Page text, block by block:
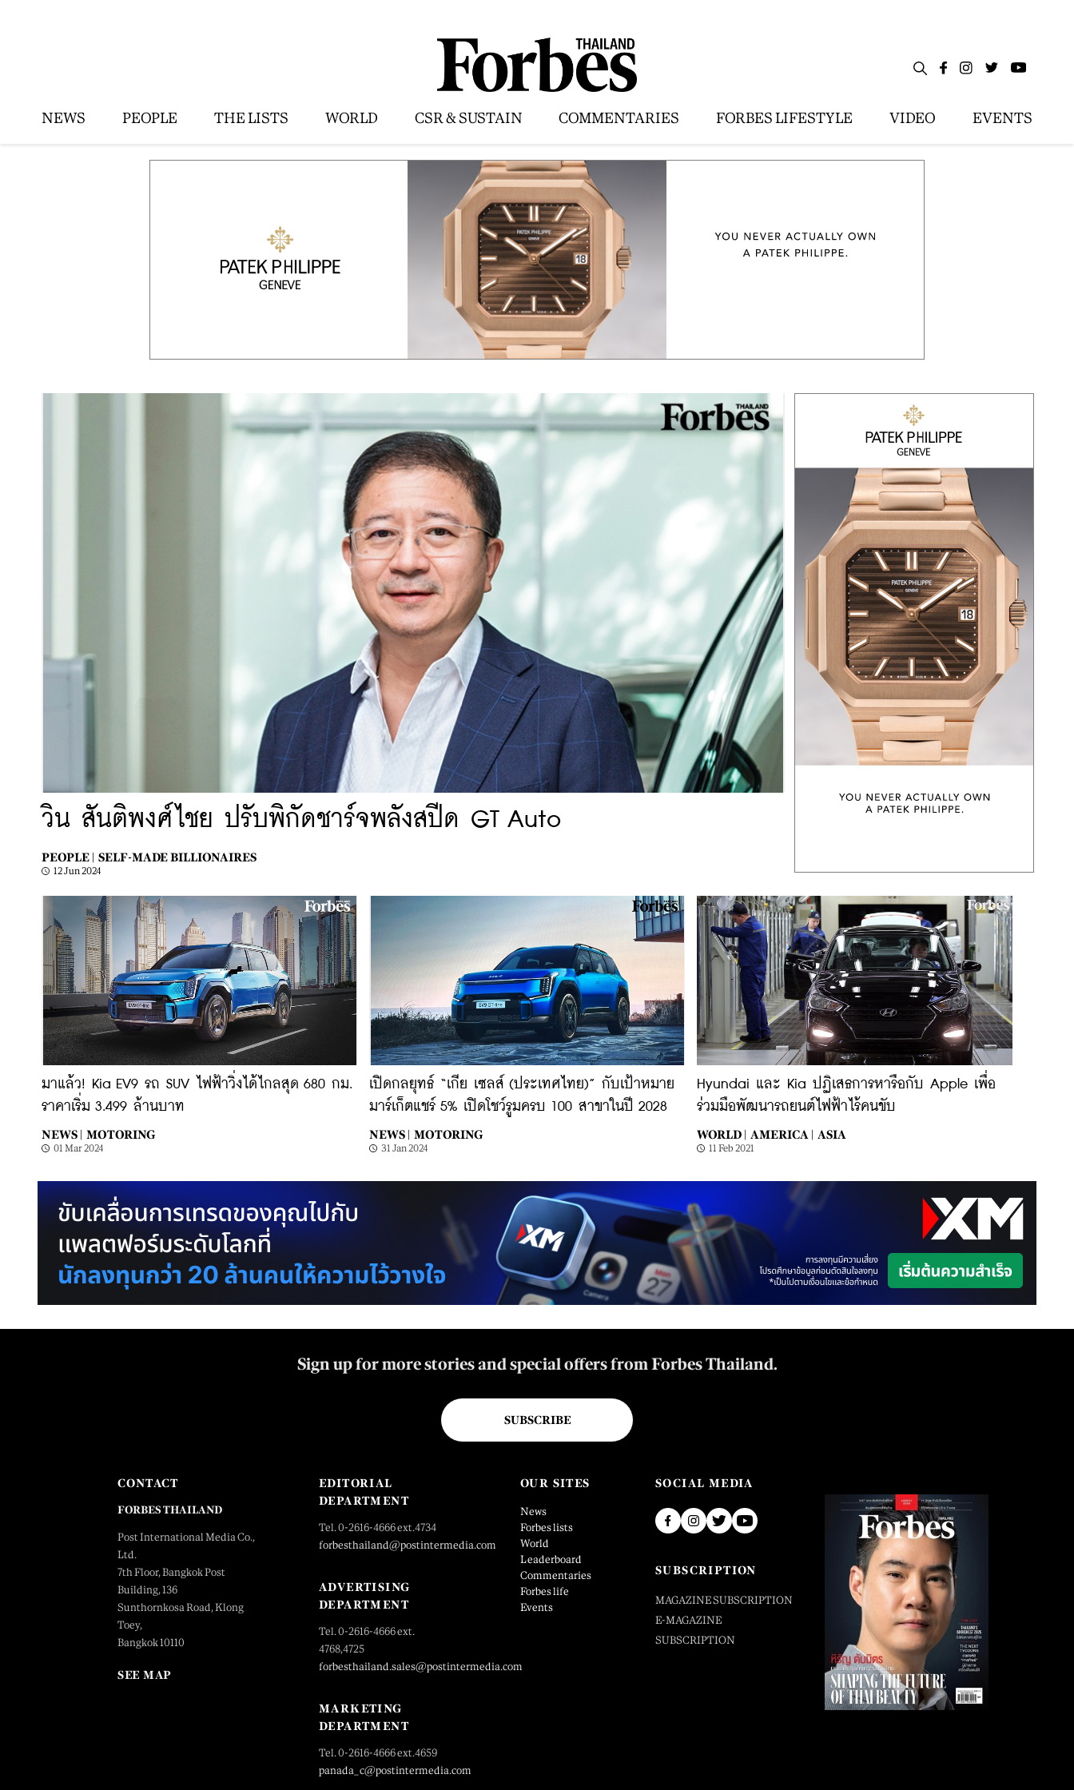
NEWS PEOPLE THE LISTS WORLD CSR & SUSTAIN COMMENTARIES FORBES LIFESTYLE VIDEO EVENTS
วิน สันติพงศ์ไชย ปรับพิกัดชาร์จพลังสปีด GT Auto
PEOPLE | SELF-MADE BILLIONAIRES
12 Jun 2024
มาแล้ว! Kia EV9 รถ SUV ไฟฟ้าวิ่งได้ไกลสุด 680 กม.
ราคาเริ่ม 3.499 ล้านบาท
NEWS | MOTORING
01 Mar 2024
เปิดกลยุทธ์ “เกีย เซลส์ (ประเทศไทย)” กับเป้าหมาย
มาร์เก็ตแชร์ 5% เปิดโชว์รูมครบ 100 สาขาในปี 2028
NEWS | MOTORING
31 Jan 2024
Hyundai และ Kia ปฏิเสธการหารือกับ Apple เพื่อ
ร่วมมือพัฒนารถยนต์ไฟฟ้าไร้คนขับ
WORLD | AMERICA | ASIA
11 Feb 2021
Sign up for more stories and special offers from Forbes Thailand.
SUBSCRIBE
CONTACT
FORBES THAILAND
Post International Media Co.,
Ltd.
7th Floor, Bangkok Post
Building, 136
Sunthornkosa Road, Klong
Toey,
Bangkok 10110
SEE MAP
EDITORIAL
DEPARTMENT
Tel. 0-2616-4666 ext.4734
forbesthailand@postintermedia.com
ADVERTISING
DEPARTMENT
Tel. 0-2616-4666 ext.
4768,4725
forbesthailand.sales@postintermedia.com
MARKETING
DEPARTMENT
Tel. 0-2616-4666 ext.4659
panada_c@postintermedia.com
OUR SITES
News
Forbes lists
World
Leaderboard
Commentaries
Forbes life
Events
SOCIAL MEDIA
SUBSCRIPTION
MAGAZINE SUBSCRIPTION
E-MAGAZINE
SUBSCRIPTION